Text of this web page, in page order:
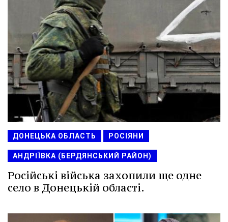
ДОНЕЦЬКА ОБЛАСТЬ РОСІЯНИ
АНДРІЇВКА (БЕРДЯНСЬКИЙ РАЙОН)
Російські війська захопили ще одне
село в Донецькій області.